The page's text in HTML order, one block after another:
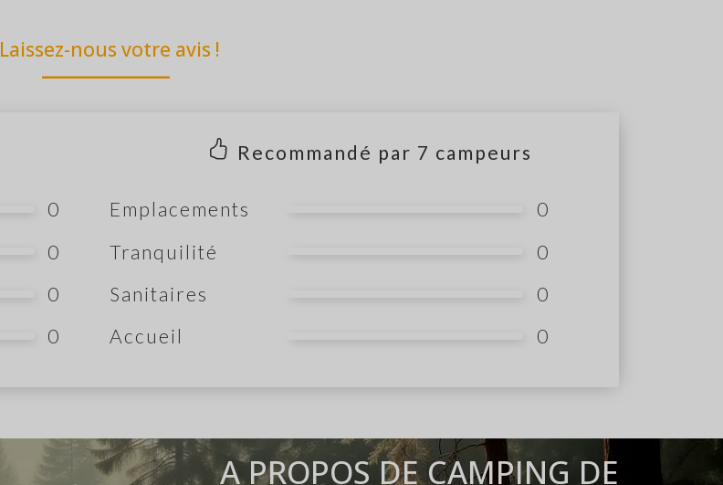
Laissez-nous votre avis !
Recommandé par 7 campeurs
0 Emplacements
0
0 Tranquilité
0
0 Sanitaires
0
0 Accueil 0
A PROPOS DE CAMPING DE